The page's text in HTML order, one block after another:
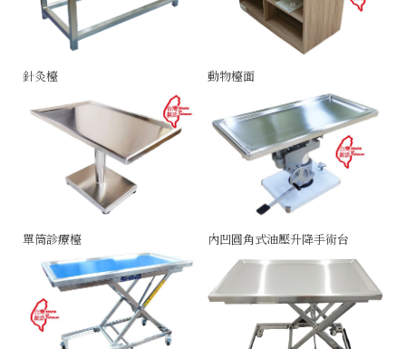
針灸檯 動物檯面
單筒診療檯 內凹圓角式油壓升降手術台